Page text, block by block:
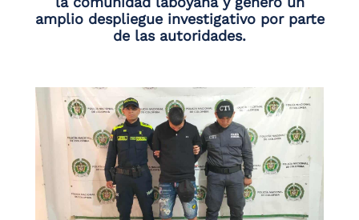
amplio despliegue investigativo por parte
de las autoridades.